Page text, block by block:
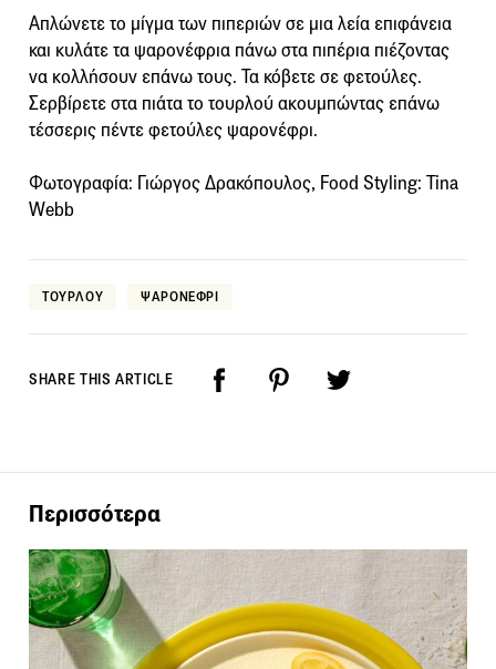
Απλώνετε το μίγμα των πιπεριών σε μια λεία επιφάνεια
και κυλάτε τα ψαρονέφρια πάνω στα πιπέρια πιέζοντας
να κολλήσουν επάνω τους. Τα κόβετε σε φετούλες.
Σερβίρετε στα πιάτα το τουρλού ακουμπώντας επάνω
τέσσερις πέντε φετούλες ψαρονέφρι.
Φωτογραφία: Γιώργος Δρακόπουλος, Food Styling: Tina
Webb
ΤΟΥΡΛΟΥ ΨΑΡΟΝΕΦΡΙ
SHARE THIS ARTICLE
Περισσότερα